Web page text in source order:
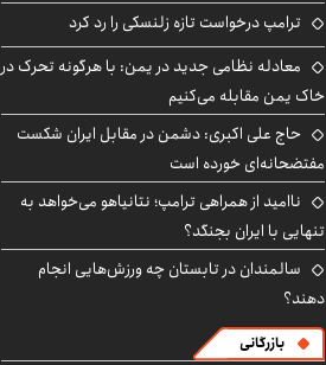
ترامپ درخواست تازه زلنسکی را رد کرد
معادله نظامی جدید در یمن: با هرگونه تحرک در
خاک یمن مقابله می‌کنیم
حاج علی اکبری: دشمن در مقابل ایران شکست
مفتضحانه‌ای خورده است
ناامید از همراهی ترامپ؛ نتانیاهو می‌خواهد به
تنهایی با ایران بجنگد؟
سالمندان در تابستان چه ورزش‌هایی انجام
دهند؟
بازرگانی